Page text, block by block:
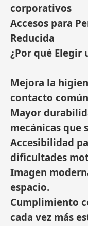
corporativos
Accesos para
Reducida
¿Por qué Elegir
Mejora la
contacto
Mayor
mecánicas que
Accesibilidad
dificultades
Imagen
espacio.
Cumplimiento
cada vez más